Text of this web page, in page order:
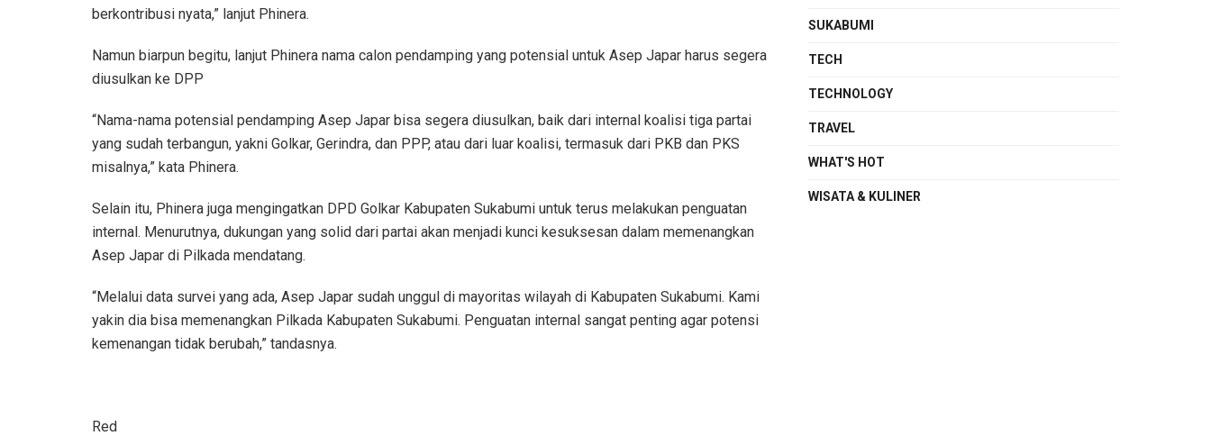
berkontribusi nyata,” lanjut Phinera.
Namun biarpun begitu, lanjut Phinera nama calon pendamping yang potensial untuk Asep Japar harus segera
diusulkan ke DPP
“Nama-nama potensial pendamping Asep Japar bisa segera diusulkan, baik dari internal koalisi tiga partai
yang sudah terbangun, yakni Golkar, Gerindra, dan PPP, atau dari luar koalisi, termasuk dari PKB dan PKS
misalnya,” kata Phinera.
Selain itu, Phinera juga mengingatkan DPD Golkar Kabupaten Sukabumi untuk terus melakukan penguatan
internal. Menurutnya, dukungan yang solid dari partai akan menjadi kunci kesuksesan dalam memenangkan
Asep Japar di Pilkada mendatang.
“Melalui data survei yang ada, Asep Japar sudah unggul di mayoritas wilayah di Kabupaten Sukabumi. Kami
yakin dia bisa memenangkan Pilkada Kabupaten Sukabumi. Penguatan internal sangat penting agar potensi
kemenangan tidak berubah,” tandasnya.
Red
SUKABUMI
TECH
TECHNOLOGY
TRAVEL
WHAT'S HOT
WISATA & KULINER